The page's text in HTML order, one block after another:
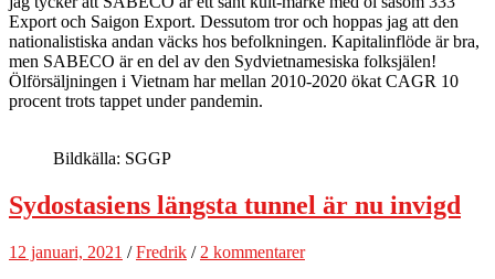
Export och Saigon Export. Dessutom tror och hoppas jag att den
nationalistiska andan väcks hos befolkningen. Kapitalinflöde är bra,
men SABECO är en del av den Sydvietnamesiska folksjälen!
Ölförsäljningen i Vietnam har mellan 2010-2020 ökat CAGR 10
procent trots tappet under pandemin.
Bildkälla: SGGP
Sydostasiens längsta tunnel är nu invigd
12 januari, 2021 /Fredrik / 2 kommentarer